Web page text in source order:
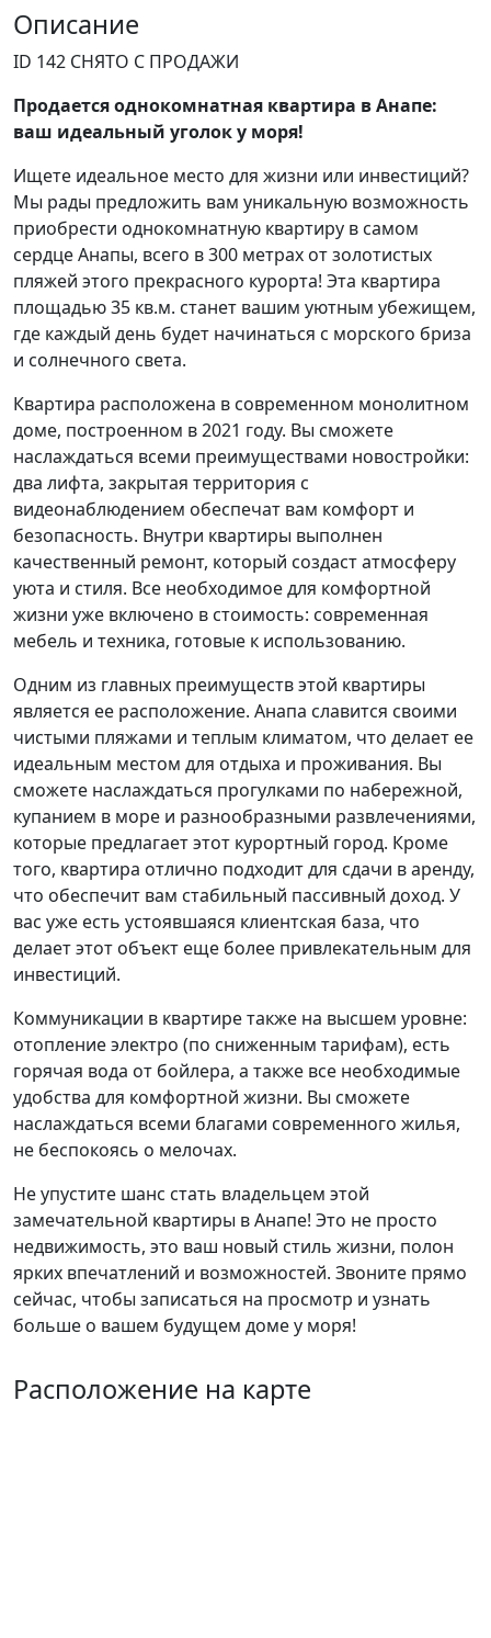
Описание
ID 142 СНЯТО С ПРОДАЖИ
Продается однокомнатная квартира в Анапе:
ваш идеальный уголок у моря!
Ищете идеальное место для жизни или инвестиций?
Мы рады предложить вам уникальную возможность
приобрести однокомнатную квартиру в самом
сердце Анапы, всего в 300 метрах от золотистых
пляжей этого прекрасного курорта! Эта квартира
площадью 35 кв.м. станет вашим уютным убежищем,
где каждый день будет начинаться с морского бриза
и солнечного света.
Квартира расположена в современном монолитном
доме, построенном в 2021 году. Вы сможете
наслаждаться всеми преимуществами новостройки:
два лифта, закрытая территория с
видеонаблюдением обеспечат вам комфорт и
безопасность. Внутри квартиры выполнен
качественный ремонт, который создаст атмосферу
уюта и стиля. Все необходимое для комфортной
жизни уже включено в стоимость: современная
мебель и техника, готовые к использованию.
Одним из главных преимуществ этой квартиры
является ее расположение. Анапа славится своими
чистыми пляжами и теплым климатом, что делает ее
идеальным местом для отдыха и проживания. Вы
сможете наслаждаться прогулками по набережной,
купанием в море и разнообразными развлечениями,
которые предлагает этот курортный город. Кроме
того, квартира отлично подходит для сдачи в аренду,
что обеспечит вам стабильный пассивный доход. У
вас уже есть устоявшаяся клиентская база, что
делает этот объект еще более привлекательным для
инвестиций.
Коммуникации в квартире также на высшем уровне:
отопление электро (по сниженным тарифам), есть
горячая вода от бойлера, а также все необходимые
удобства для комфортной жизни. Вы сможете
наслаждаться всеми благами современного жилья,
не беспокоясь о мелочах.
Не упустите шанс стать владельцем этой
замечательной квартиры в Анапе! Это не просто
недвижимость, это ваш новый стиль жизни, полон
ярких впечатлений и возможностей. Звоните прямо
сейчас, чтобы записаться на просмотр и узнать
больше о вашем будущем доме у моря!
Расположение на карте